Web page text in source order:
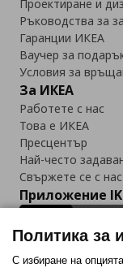
Проектиране и
Ръководства за
Гаранции ИКЕА
Ваучер за
Условия за
За ИКЕА
Работете с нас
Това е ИКЕА
Пресцентър
Най-често
Свържете се с нас
Приложение
Политика за
С избиране на